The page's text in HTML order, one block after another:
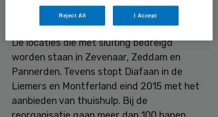
die inmiddels door de raad van toezicht
zijn goedgekeurd, aldus De Gelderlander.
De locaties die met sluiting bedreigd
worden staan in Zevenaar, Zeddam en
Pannerden. Tevens stopt Diafaan in de
Liemers en Montferland eind 2015 met het
aanbieden van thuishulp. Bij de
Reject All I Accept